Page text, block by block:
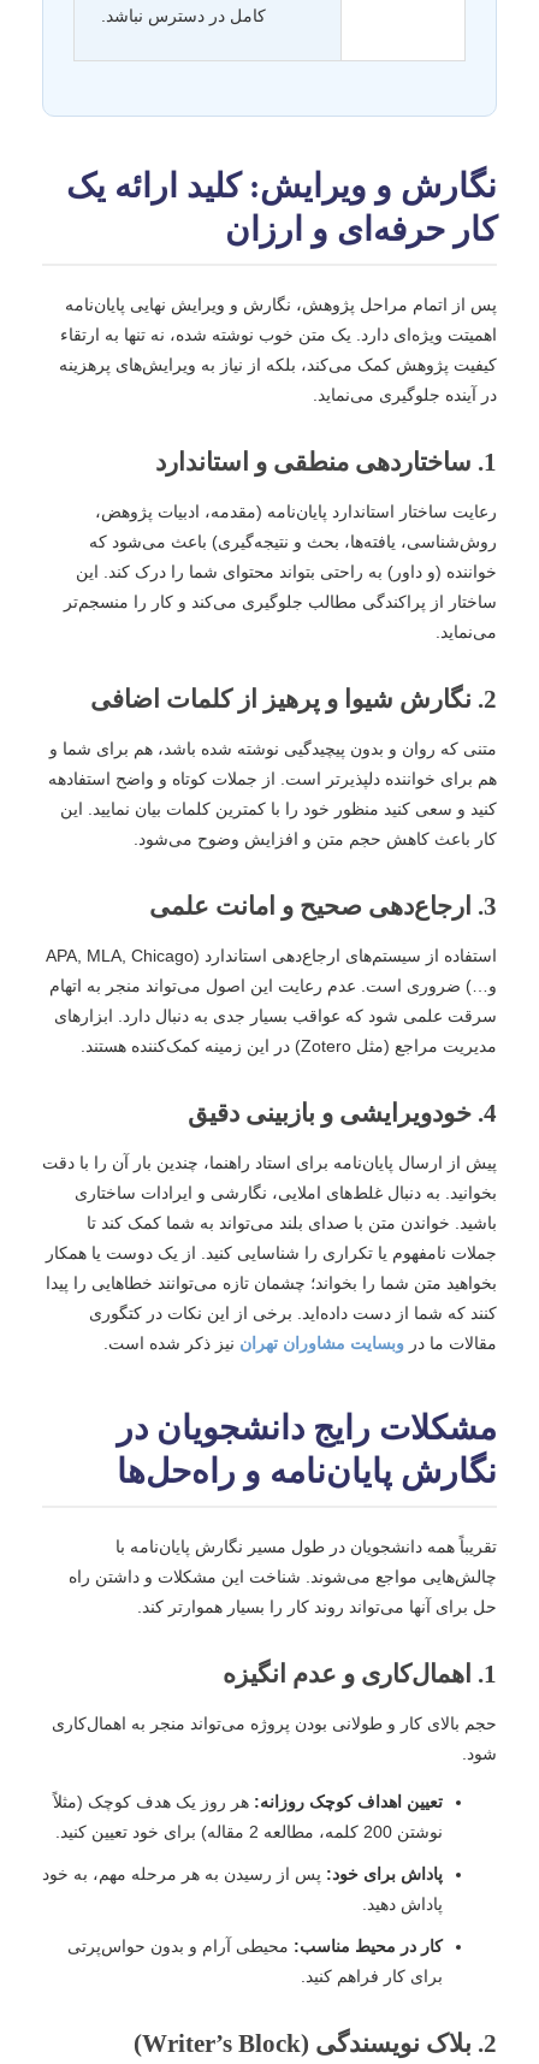
کامل در دسترس نباشد.
نگارش و ویرایش: کلید ارائه یک
کار حرفه‌ای و ارزان
پس از اتمام مراحل پژوهش، نگارش و ویرایش نهایی پایان‌نامه
اهمیتت ویژه‌ای دارد. یک متن خوب نوشته شده، نه تنها به ارتقاء
کیفیت پژوهش کمک می‌کند، بلکه از نیاز به ویرایش‌های پرهزینه
در آینده جلوگیری می‌نماید.
1. ساختاردهی منطقی و استاندارد
رعایت ساختار استاندارد پایان‌نامه (مقدمه، ادبیات پژوهض،
روش‌شناسی، یافته‌ها، بحث و نتیجه‌گیری) باعث می‌شود که
خواننده (و داور) به راحتی بتواند محتوای شما را درک کند. این
ساختار از پراکندگی مطالب جلوگیری می‌کند و کار را منسجم‌تر
می‌نماید.
2. نگارش شیوا و پرهیز از کلمات اضافی
متنی که روان و بدون پیچیدگیی نوشته شده باشد، هم برای شما و
هم برای خواننده دلپذیرتر است. از جملات کوتاه و واضح استفادهه
کنید و سعی کنید منظور خود را با کمترین کلمات بیان نمایید. این
کار باعث کاهش حجم متن و افزایش وضوح می‌شود.
3. ارجاع‌دهی صحیح و امانت علمی
استفاده از سیستم‌های ارجاع‌دهی استاندارد (APA, MLA, Chicago
و…) ضروری است. عدم رعایت این اصول می‌تواند منجر به اتهام
سرقت علمی شود که عواقب بسیار جدی به دنبال دارد. ابزارهای
مدیریت مراجع (مثل Zotero) در این زمینه کمک‌کننده هستند.
4. خودویرایشی و بازبینی دقیق
پیش از ارسال پایان‌نامه برای استاد راهنما، چندین بار آن را با دقت
بخوانید. به دنبال غلط‌های املایی، نگارشی و ایرادات ساختاری
باشید. خواندن متن با صدای بلند می‌تواند به شما کمک کند تا
جملات نامفهوم یا تکراری را شناسایی کنید. از یک دوست یا همکار
بخواهید متن شما را بخواند؛ چشمان تازه می‌توانند خطاهایی را پیدا
کنند که شما از دست داده‌اید. برخی از این نکات در کتگوری
مقالات ما در وبسایت مشاوران تهران نیز ذکر شده است.
مشکلات رایج دانشجویان در
نگارش پایان‌نامه و راه‌حل‌ها
تقریباً همه دانشجویان در طول مسیر نگارش پایان‌نامه با
چالش‌هایی مواجع می‌شوند. شناخت این مشکلات و داشتن راه
حل برای آنها می‌تواند روند کار را بسیار هموارتر کند.
1. اهمال‌کاری و عدم انگیزه
حجم بالای کار و طولانی بودن پروژه می‌تواند منجر به اهمال‌کاری
شود.
تعیین اهداف کوچک روزانه: هر روز یک هدف کوچک (مثلاً
نوشتن 200 کلمه، مطالعه 2 مقاله) برای خود تعیین کنید.
پاداش برای خود: پس از رسیدن به هر مرحله مهم، به خود
پاداش دهید.
کار در محیط مناسب: محیطی آرام و بدون حواس‌پرتی
برای کار فراهم کنید.
2. بلاک نویسندگی (Writer’s Block)